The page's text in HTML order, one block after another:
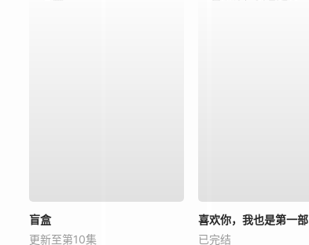
盲盒
更新至第10集
喜欢你，我也是第一部
已完结